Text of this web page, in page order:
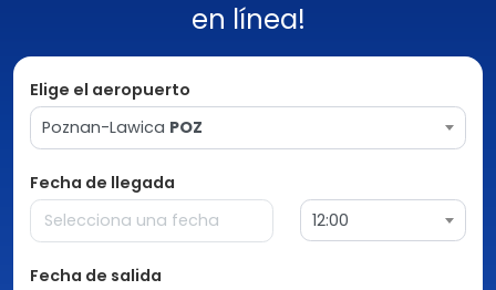
en línea!
Elige el aeropuerto
Poznan-Lawica POZ
Fecha de llegada
12:00
Fecha de salida